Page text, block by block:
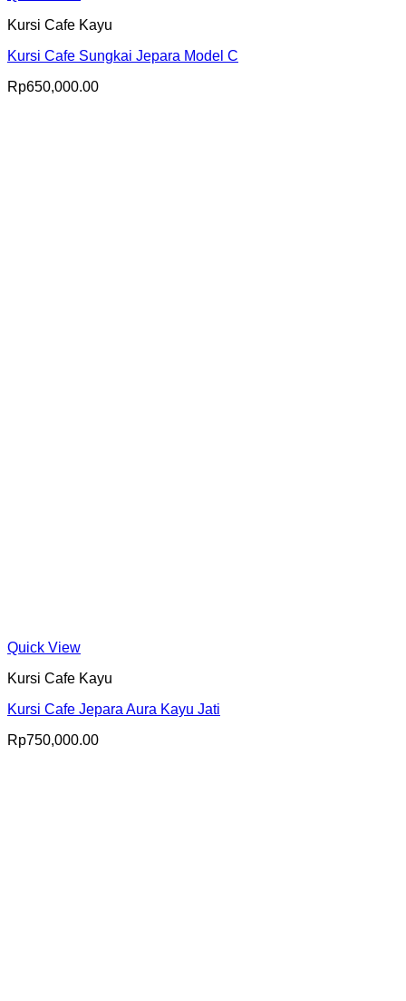
Kursi Cafe Kayu
Kursi Cafe Sungkai Jepara Model C
Rp650,000.00
Quick View
Kursi Cafe Kayu
Kursi Cafe Jepara Aura Kayu Jati
Rp750,000.00